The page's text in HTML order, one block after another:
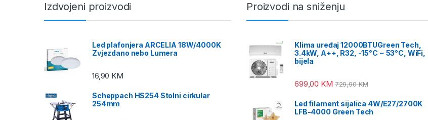
Izdvojeni proizvodi
Led plafonjera ARCELIA 18W/4000K
Zvjezdano nebo Lumera
16,90 KM
Scheppach HS254 Stolni cirkular
254mm
Proizvodi na sniženju
Klima uređaj 12000BTUGreen Tech,
3.4kW, A++, R32, -15°C ~ 53°C, WiFi,
bijela
699,00 KM 729,90KM
Led filament sijalica 4W/E27/2700K
LFB-4000 Green Tech